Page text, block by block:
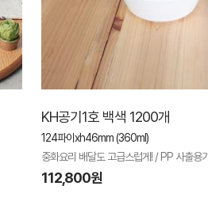
KH공기1호 백색 1200개
124파이xh46mm (360ml)
중화요리 배달도 고급스럽게! / PP 사출용기
112,800원